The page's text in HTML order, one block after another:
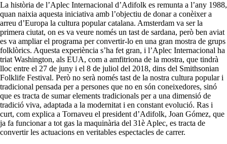
La història de l’Aplec Internacional d’Adifolk es remunta a l’any 1988,
quan naixia aquesta iniciativa amb l’objectiu de donar a conèixer a
arreu d’Europa la cultura popular catalana. Amsterdam va ser la
primera ciutat, on es va veure només un tast de sardana, però ben aviat
es va ampliar el programa per convertir-lo en una gran mostra de grups
folklòrics. Aquesta experiència s’ha fet gran, i l’Aplec Internacional ha
triat Washington, als EUA, com a amfitriona de la mostra, que tindrà
lloc entre el 27 de juny i el 8 de juliol del 2018, dins del Smithsonian
Folklife Festival. Però no serà només tast de la nostra cultura popular i
tradicional pensada per a persones que no en són coneixedores, sinó
que es tracta de sumar elements tradicionals per a una dimensió de
tradició viva, adaptada a la modernitat i en constant evolució. Ras i
curt, com explica a Tornaveu el president d’Adifolk, Joan Gómez, que
ja fa funcionar a tot gas la maquinària del 31è Aplec, es tracta de
convertir les actuacions en veritables espectacles de carrer.